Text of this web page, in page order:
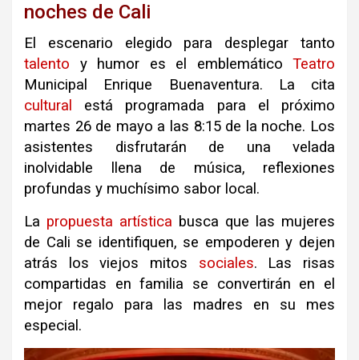
noches de Cali
El escenario elegido para desplegar tanto
talento y humor es el emblemático Teatro
Municipal Enrique Buenaventura.
La cita
cultural está programada para el próximo
martes 26 de mayo a las 8:15 de la noche. Los
asistentes disfrutarán de una velada
inolvidable llena de música, reflexiones
profundas y muchísimo sabor local.
La propuesta artística busca que las mujeres
de Cali se identifiquen, se empoderen y dejen
atrás los viejos mitos sociales. Las risas
compartidas en familia se convertirán en el
mejor regalo para las madres en su mes
especial.